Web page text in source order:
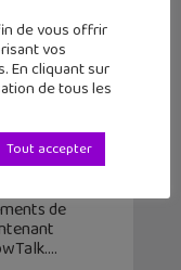
de
de vous offrir
vos
En cliquant sur
de tous les
Tout accepter